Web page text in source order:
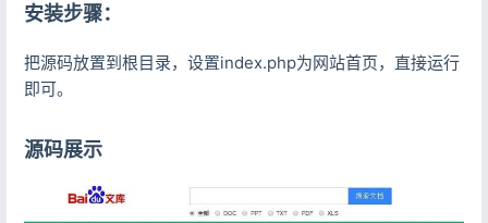
安装步骤：
把源码放置到根目录，设置index.php为网站首页，直接运行
即可。
源码展示